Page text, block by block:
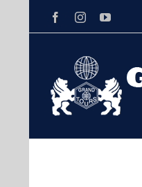
FacebookInstagramYoutube